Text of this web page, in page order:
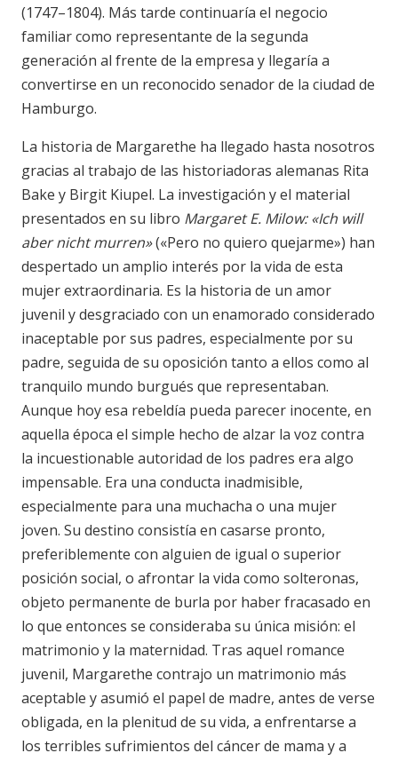
(1747–1804). Más tarde continuaría el negocio
familiar como representante de la segunda
generación al frente de la empresa y llegaría a
convertirse en un reconocido senador de la ciudad de
Hamburgo.
La historia de Margarethe ha llegado hasta nosotros
gracias al trabajo de las historiadoras alemanas Rita
Bake y Birgit Kiupel. La investigación y el material
presentados en su libro Margaret E. Milow: «Ich will
aber nicht murren»(«Pero no quiero quejarme») han
despertado un amplio interés por la vida de esta
mujer extraordinaria. Es la historia de un amor
juvenil y desgraciado con un enamorado considerado
inaceptable por sus padres, especialmente por su
padre, seguida de su oposición tanto a ellos como al
tranquilo mundo burgués que representaban.
Aunque hoy esa rebeldía pueda parecer inocente, en
aquella época el simple hecho de alzar la voz contra
la incuestionable autoridad de los padres era algo
impensable. Era una conducta inadmisible,
especialmente para una muchacha o una mujer
joven. Su destino consistía en casarse pronto,
preferiblemente con alguien de igual o superior
posición social, o afrontar la vida como solteronas,
objeto permanente de burla por haber fracasado en
lo que entonces se consideraba su única misión: el
matrimonio y la maternidad. Tras aquel romance
juvenil, Margarethe contrajo un matrimonio más
aceptable y asumió el papel de madre, antes de verse
obligada, en la plenitud de su vida, a enfrentarse a
los terribles sufrimientos del cáncer de mama y a